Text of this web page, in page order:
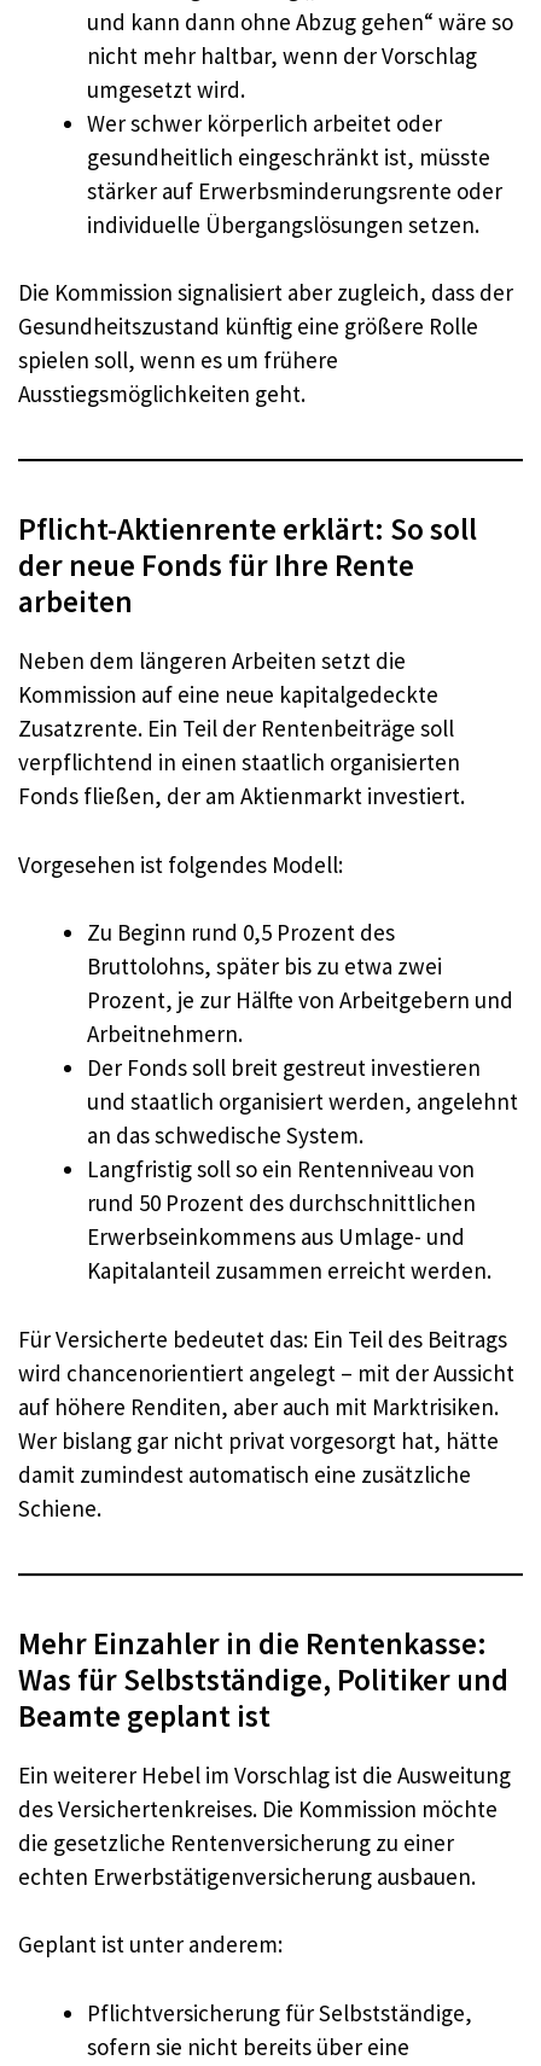
und kann dann ohne Abzug gehen“ wäre so
nicht mehr haltbar, wenn der Vorschlag
umgesetzt wird.
Wer schwer körperlich arbeitet oder
gesundheitlich eingeschränkt ist, müsste
stärker auf Erwerbsminderungsrente oder
individuelle Übergangslösungen setzen.
Die Kommission signalisiert aber zugleich, dass der
Gesundheitszustand künftig eine größere Rolle
spielen soll, wenn es um frühere
Ausstiegsmöglichkeiten geht.
Pflicht-Aktienrente erklärt: So soll
der neue Fonds für Ihre Rente
arbeiten
Neben dem längeren Arbeiten setzt die
Kommission auf eine neue kapitalgedeckte
Zusatzrente. Ein Teil der Rentenbeiträge soll
verpflichtend in einen staatlich organisierten
Fonds fließen, der am Aktienmarkt investiert.
Vorgesehen ist folgendes Modell:
Zu Beginn rund 0,5 Prozent des
Bruttolohns, später bis zu etwa zwei
Prozent, je zur Hälfte von Arbeitgebern und
Arbeitnehmern.
Der Fonds soll breit gestreut investieren
und staatlich organisiert werden, angelehnt
an das schwedische System.
Langfristig soll so ein Rentenniveau von
rund 50 Prozent des durchschnittlichen
Erwerbseinkommens aus Umlage- und
Kapitalanteil zusammen erreicht werden.
Für Versicherte bedeutet das: Ein Teil des Beitrags
wird chancenorientiert angelegt – mit der Aussicht
auf höhere Renditen, aber auch mit Marktrisiken.
Wer bislang gar nicht privat vorgesorgt hat, hätte
damit zumindest automatisch eine zusätzliche
Schiene.
Mehr Einzahler in die Rentenkasse:
Was für Selbstständige, Politiker und
Beamte geplant ist
Ein weiterer Hebel im Vorschlag ist die Ausweitung
des Versichertenkreises. Die Kommission möchte
die gesetzliche Rentenversicherung zu einer
echten Erwerbstätigenversicherung ausbauen.
Geplant ist unter anderem:
Pflichtversicherung für Selbstständige,
sofern sie nicht bereits über eine